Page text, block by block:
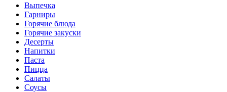
Выпечка
Гарниры
Горячие блюда
Горячие закуски
Десерты
Напитки
Паста
Пицца
Салаты
Соусы